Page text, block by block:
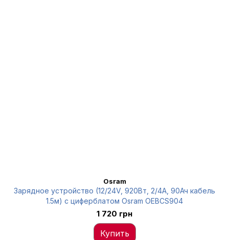
Osram
Зарядное устройство (12/24V, 920Вт, 2/4А, 90Ач кабель
1.5м) с циферблатом Osram OEBCS904
1 720 грн
Купить